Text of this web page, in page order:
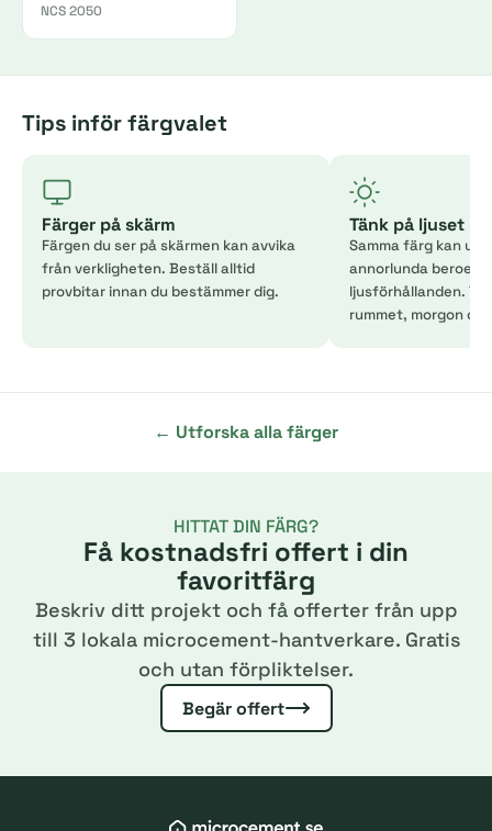
NCS 2050
Tips inför färgvalet
Färger på skärm
Färgen du ser på skärmen kan avvika
från verkligheten. Beställ alltid
provbitar innan du bestämmer dig.
Tänk på ljuset
Samma färg kan
annorlunda
ljusförhållanden.
rummet, morgon
← Utforska alla färger
HITTAT DIN FÄRG?
Få kostnadsfri offert i din
favoritfärg
Beskriv ditt projekt och få offerter från upp
till 3 lokala microcement-hantverkare. Gratis
och utan förpliktelser.
Begär offert